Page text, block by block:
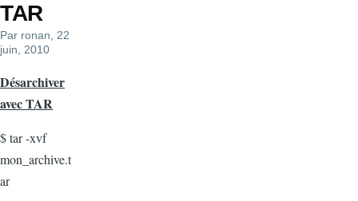
TAR
Par ronan , 22
juin, 2010
Désarchiver
avec TAR
$ tar -xvf
mon_archive.t
ar